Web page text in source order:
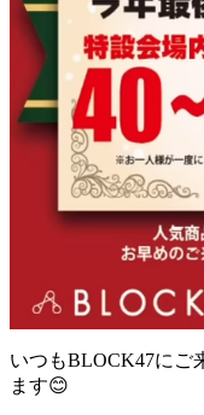
いつもBLOCK47にご
ます😊